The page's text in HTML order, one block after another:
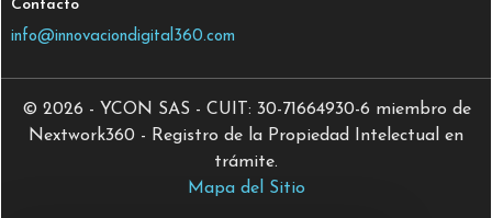
Contacto
info@innovaciondigital360.com
© 2026 - YCON SAS - CUIT: 30-71664930-6 miembro de
Nextwork360 - Registro de la Propiedad Intelectual en
trámite.
Mapa del Sitio